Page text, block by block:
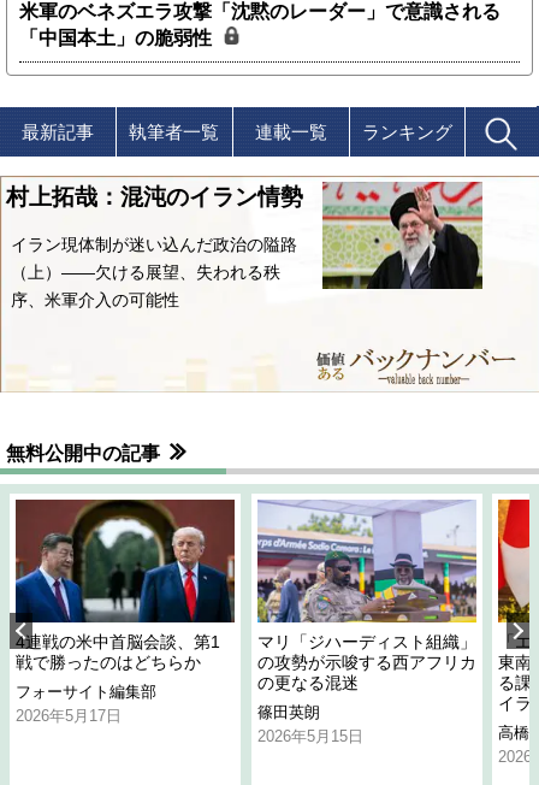
米軍のベネズエラ攻撃「沈黙のレーダー」で意識される
「中国本土」の脆弱性
最新記事 執筆者一覧 連載一覧 ランキング
村上拓哉：混沌のイラン情勢
イラン現体制が迷い込んだ政治の隘路
（上）――欠ける展望、失われる秩
序、米軍介入の可能性
無料公開中の記事
4連戦の米中首脳会談、第1
戦で勝ったのはどちらか
フォーサイト編集部
2026年5月17日
マリ「ジハーディスト組織」
の攻勢が示唆する西アフリカ
の更なる混迷
篠田英朗
2026年5月15日
「
東南
る課
イラ
高橋
2026